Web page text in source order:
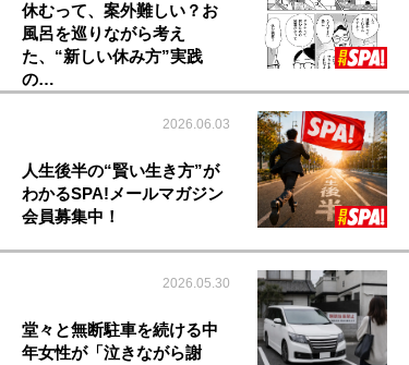
休むって、案外難しい？お
風呂を巡りながら考え
た、“新しい休み方”実践
の…
2026.06.03
人生後半の“賢い生き方”が
わかるSPA!メールマガジン
会員募集中！
2026.05.30
堂々と無断駐車を続ける中
年女性が「泣きながら謝